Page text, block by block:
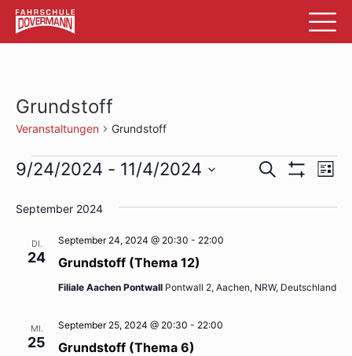
Grundstoff
Veranstaltungen Grundstoff
Veranstaltungen Suche Liste
9/24/2024 - 11/4/2024
wählen.
September 2024
DI.
24 Grundstoff (Thema 12)
September 24, 2024 @ 20:30 - 22:00
Filiale Aachen Pontwall Pontwall 2, Aachen, NRW, Deutschland
MI.
25 Grundstoff (Thema 6)
September 25, 2024 @ 20:30 - 22:00